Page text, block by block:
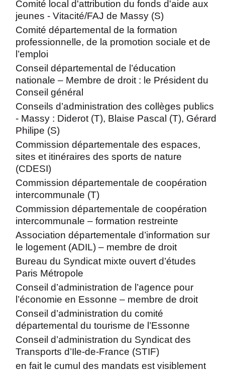
Comité local d'attribution du fonds d'aide aux
jeunes - Vitacité/FAJ de Massy (S)
Comité départemental de la formation
professionnelle, de la promotion sociale et de
l’emploi
Conseil départemental de l’éducation
nationale – Membre de droit : le Président du
Conseil général
Conseils d’administration des collèges publics
- Massy : Diderot (T), Blaise Pascal (T), Gérard
Philipe (S)
Commission départementale des espaces,
sites et itinéraires des sports de nature
(CDESI)
Commission départementale de coopération
intercommunale (T)
Commission départementale de coopération
intercommunale – formation restreinte
Association départementale d’information sur
le logement (ADIL) – membre de droit
Bureau du Syndicat mixte ouvert d’études
Paris Métropole
Conseil d’administration de l’agence pour
l’économie en Essonne – membre de droit
Conseil d’administration du comité
départemental du tourisme de l’Essonne
Conseil d’administration du Syndicat des
Transports d’Ile-de-France (STIF)
en fait le cumul des mandats est visiblement